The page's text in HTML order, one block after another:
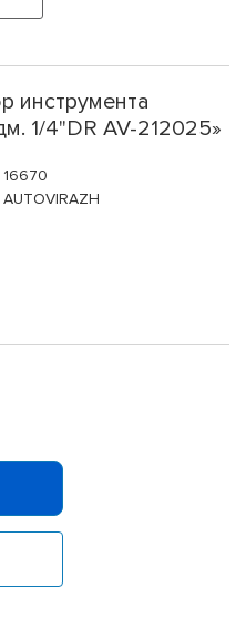
инструмента
1/4"DR AV-212025»
16670
AUTOVIRAZH